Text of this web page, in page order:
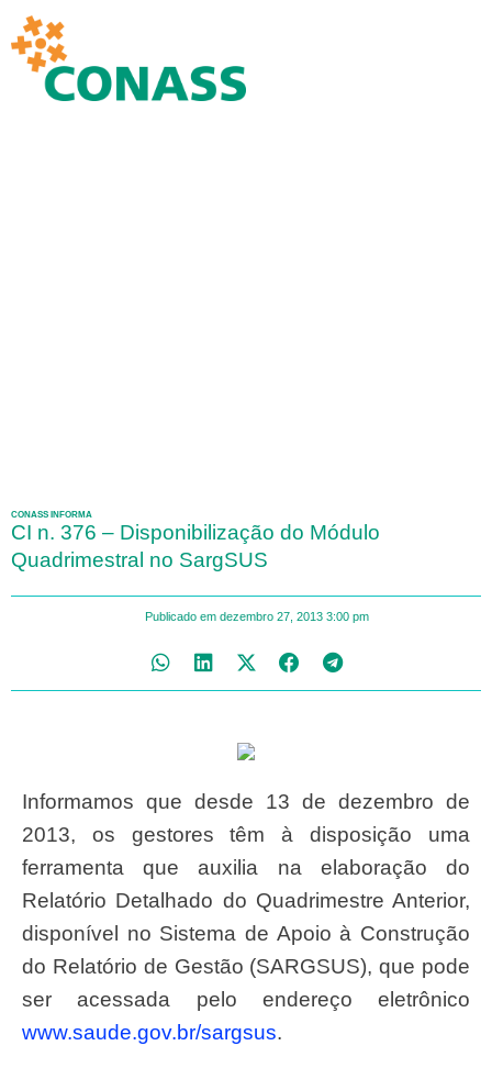
CONASS INFORMA
CI n. 376 – Disponibilização do Módulo
Quadrimestral no SargSUS
Publicado em dezembro 27, 2013 3:00 pm
Informamos que desde 13 de dezembro de
2013, os gestores têm à disposição uma
ferramenta que auxilia na elaboração do
Relatório Detalhado do Quadrimestre Anterior,
disponível no Sistema de Apoio à Construção
do Relatório de Gestão (SARGSUS), que pode
ser acessada pelo endereço eletrônico
www.saude.gov.br/sargsus.